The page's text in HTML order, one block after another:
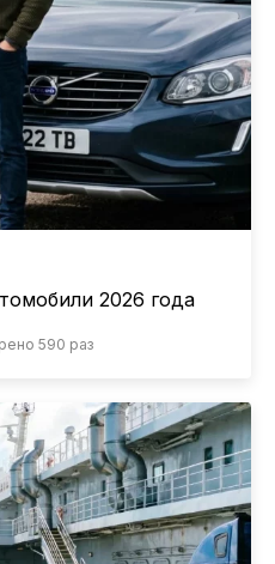
2026 года
590 раз